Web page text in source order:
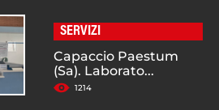
SERVIZI
Capaccio Paestum
(Sa). Laborato...
1214